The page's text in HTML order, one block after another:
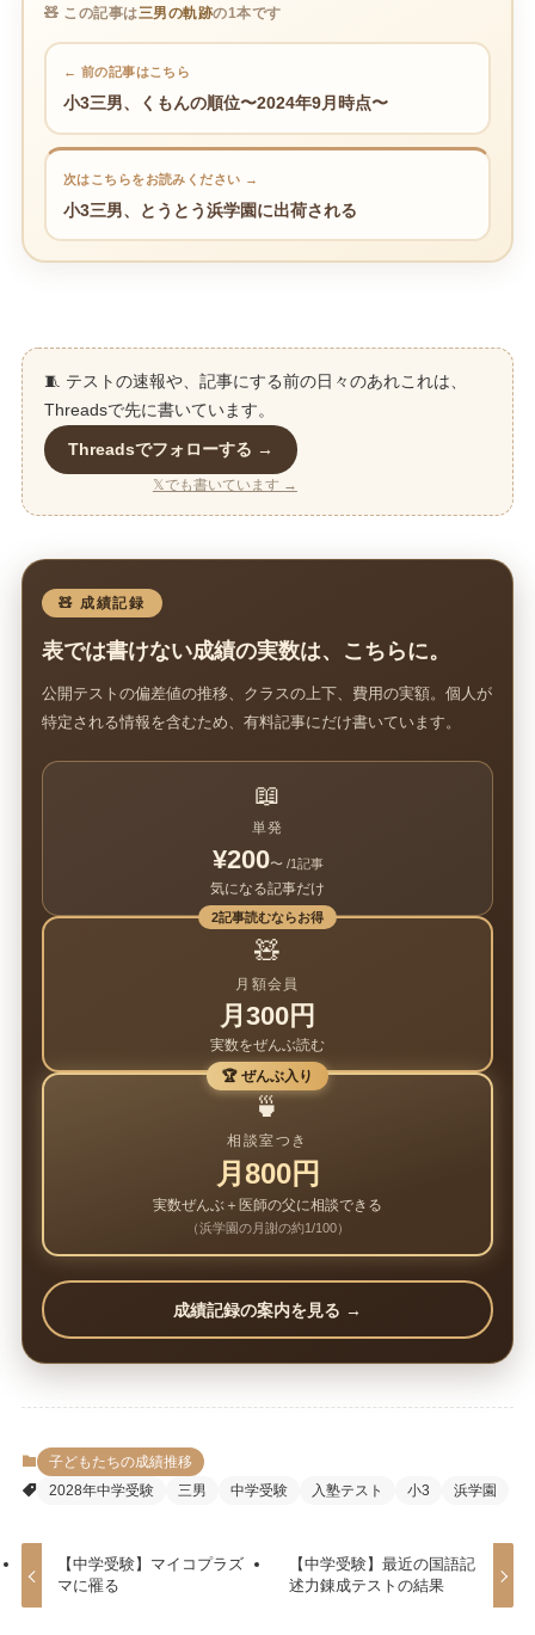
🧸 この記事は三男の軌跡の1本です
← 前の記事はこちら
小3三男、くもんの順位〜2024年9月時点〜
次はこちらをお読みください →
小3三男、とうとう浜学園に出荷される
🧵 テストの速報や、記事にする前の日々のあれこれは、
Threadsで先に書いています。
Threadsでフォローする →
𝕏でも書いています →
🧸 成績記録
表では書けない成績の実数は、こちらに。
公開テストの偏差値の推移、クラスの上下、費用の実額。個人が
特定される情報を含むため、有料記事にだけ書いています。
📖
単発
¥200〜 /1記事
気になる記事だけ
2記事読むならお得
🧸
月額会員
月300円
実数をぜんぶ読む
🏆 ぜんぶ入り
🍵
相談室つき
月800円
実数ぜんぶ＋医師の父に相談できる
（浜学園の月謝の約1/100）
成績記録の案内を見る →
子どもたちの成績推移
2028年中学受験
三男 中学受験 入塾テスト 小3 浜学園
【中学受験】マイコプラズ
マに罹る
【中学受験】最近の国語記
述力錬成テストの結果